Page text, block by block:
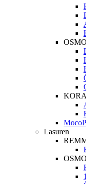
OSMO
KORA
Lasuren